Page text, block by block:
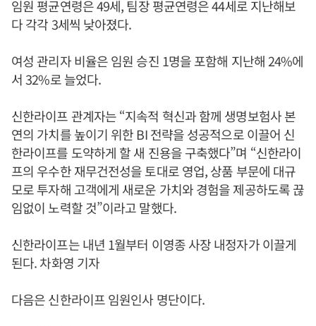
임원 평균연령은 49세, 팀장 평균연령은 44세로 지난해보
다 각각 3세씩 낮아졌다.
여성 관리자 비율은 임원 승진 1명을 포함해 지난해 24%에
서 32%로 늘었다.
신한라이프 관계자는 “지속적 혁신과 함께 생명보험사 본
연의 가치를 높이기 위한 BI 전략을 성공적으로 이끌어 신
한라이프를 도약하게 할 새 진용을 구축했다”며 “신한라이
프의 우수한 재무건전성을 토대로 영업, 상품 부문에 대규
모로 투자해 고객에게 새로운 가치와 경험을 제공하도록 끊
임없이 노력할 것”이라고 말했다.
신한라이프는 내년 1월부터 이영종 사장 내정자가 이끌게
된다. 차화영 기자
다음은 신한라이프 임원인사 명단이다.